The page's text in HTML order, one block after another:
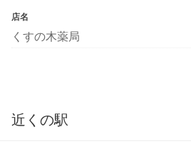
店名
くすの木薬局
近くの駅